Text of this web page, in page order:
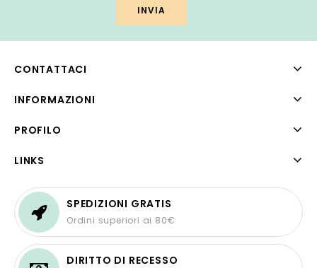
CONTATTACI
INFORMAZIONI
PROFILO
LINKS
SPEDIZIONI GRATIS
Ordini superiori ai 80€
DIRITTO DI RECESSO